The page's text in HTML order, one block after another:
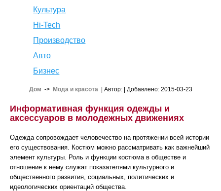
Культура
Hi-Tech
Производство
Авто
Бизнес
Дом -> Мода и красота| Автор: | Добавлено: 2015-03-23
Информативная функция одежды и
аксессуаров в молодежных движениях
Одежда сопровождает человечество на протяжении всей истории
его существования. Костюм можно рассматривать как важнейший
элемент культуры. Роль и функции костюма в обществе и
отношение к нему служат показателями культурного и
общественного развития, социальных, политических и
идеологических ориентаций общества.